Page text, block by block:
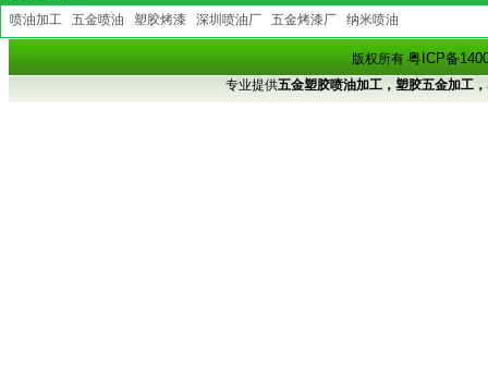
版权所有 粤ICP备
专业提供五金塑胶喷油加工，塑胶五金加工
喷油加工
五金喷油 塑胶烤漆 深圳喷油厂 五金烤漆厂 纳米喷油